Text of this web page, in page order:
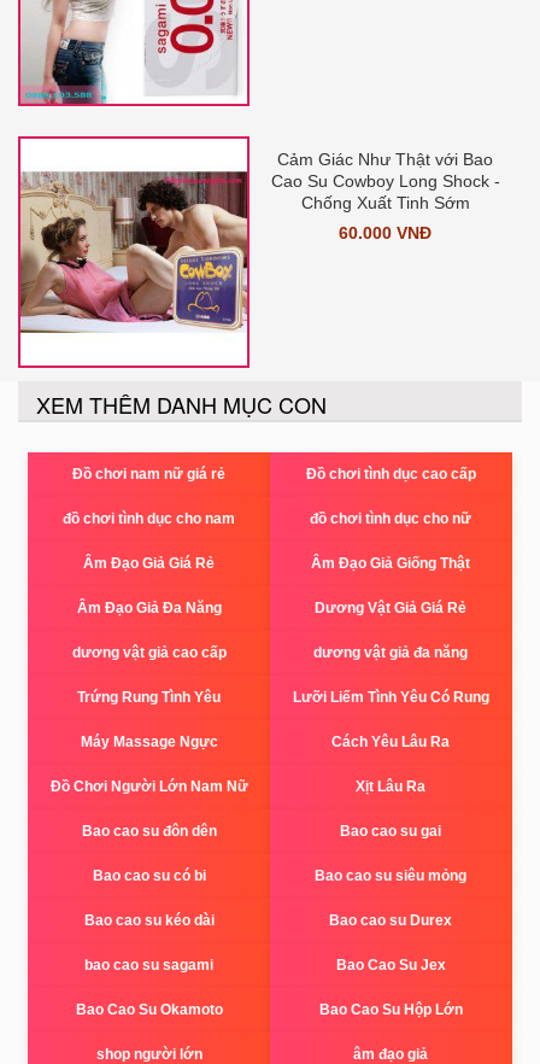
Cảm Giác Như Thật với Bao
Cao Su Cowboy Long Shock -
Chống Xuất Tinh Sớm
60.000 VNĐ
XEM THÊM DANH MỤC CON
Đồ chơi nam nữ giá rẻ Đồ chơi tình dục cao cấp
đồ chơi tình dục cho nam đồ chơi tình dục cho nữ
Âm Đạo Giả Giá Rẻ Âm Đạo Giả Giống Thật
Âm Đạo Giả Đa Năng Dương Vật Giả Giá Rẻ
dương vật giả cao cấp dương vật giả đa năng
Trứng Rung Tình Yêu Lưỡi Liếm Tình Yêu Có Rung
Máy Massage Ngực Cách Yêu Lâu Ra
Đồ Chơi Người Lớn Nam Nữ Xịt Lâu Ra
Bao cao su đôn dên Bao cao su gai
Bao cao su có bi Bao cao su siêu mỏng
Bao cao su kéo dài Bao cao su Durex
bao cao su sagami Bao Cao Su Jex
Bao Cao Su Okamoto Bao Cao Su Hộp Lớn
shop người lớn âm đạo giả